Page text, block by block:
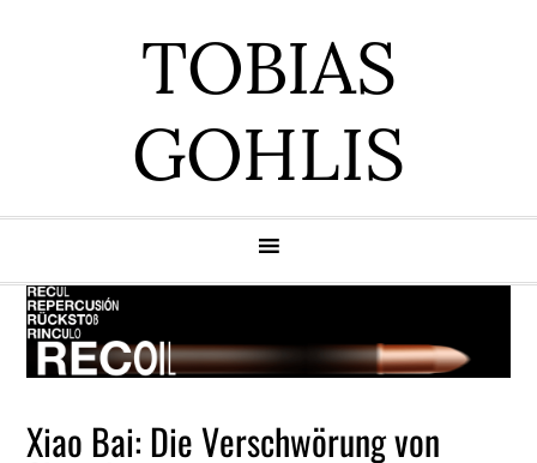
TOBIAS
GOHLIS
Xiao Bai: Die Verschwörung von